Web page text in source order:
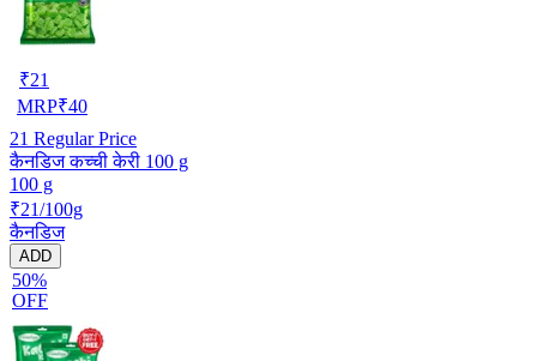
₹21
MRP₹40
21 Regular Price
कैनडिज कच्ची केरी 100 g
100 g
₹21/100g
कैनडिज
ADD
50%
OFF